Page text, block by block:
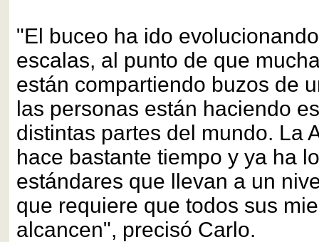
"El buceo ha ido
escalas, al punto de que
están compartiendo buzos de
las personas están haciendo
distintas partes del mundo. La
hace bastante tiempo y ya ha
estándares que llevan a un
que requiere que todos sus
alcancen", precisó Carlo.